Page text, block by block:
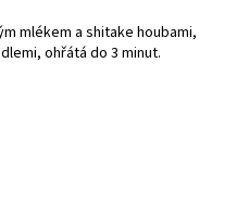
mlékem a shitake houbami,
ohřátá do 3 minut.